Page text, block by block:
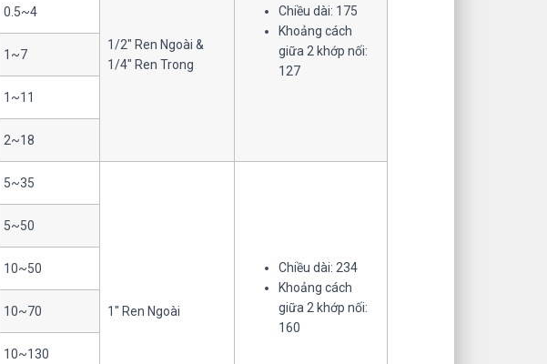
1/2″ Ren Ngoài &
1/4″ Ren Trong
Chiều dài: 175
Khoảng cách
giữa 2 khớp nối:
127
0.5~4
1~7
1~11
2~18
5~35
1″ Ren Ngoài
Chiều dài: 234
Khoảng cách
giữa 2 khớp nối:
160
5~50
10~50
10~70
10~130